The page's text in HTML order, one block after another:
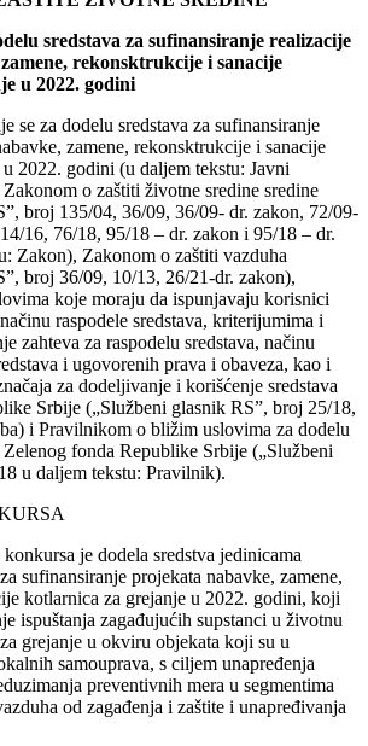
sredstava za sufinansiranje realizacije
rekonsktrukcije i sanacije
u 2022. godini
se za dodelu sredstava za sufinansiranje
zamene, rekonsktrukcije i sanacije
2022. godini (u daljem tekstu: Javni
o zaštiti životne sredine sredine
broj 135/04, 36/09, 36/09- dr. zakon, 72/09-
16, 76/18, 95/18 – dr. zakon i 95/18 – dr.
Zakon), Zakonom o zaštiti vazduha
broj 36/09, 10/13, 26/21-dr. zakon),
koje moraju da ispunjavaju korisnici
raspodele sredstava, kriterijumima i
zahteva za raspodelu sredstava, načinu
i ugovorenih prava i obaveza, kao i
za dodeljivanje i korišćenje sredstava
Srbije („Službeni glasnik RS”, broj 25/18,
i Pravilnikom o bližim uslovima za dodelu
fonda Republike Srbije („Službeni
u daljem tekstu: Pravilnik).
je dodela sredstva jedinicama
sufinansiranje projekata nabavke, zamene,
kotlarnica za grejanje u 2022. godini, koji
ispuštanja zagađujućih supstanci u životnu
grejanje u okviru objekata koji su u
samouprava, s ciljem unapređenja
preventivnih mera u segmentima
od zagađenja i zaštite i unapređivanja